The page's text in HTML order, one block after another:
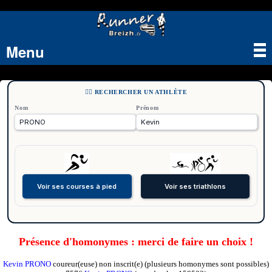
Menu
🏃‍♂️ RECHERCHER UN ATHLÈTE
Nom Prénom
Présence d'homonymes : merci de faire un choix !
Kevin PRONO coureur(euse) non inscrit(e) (plusieurs homonymes sont possibles)